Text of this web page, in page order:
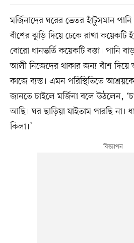
মর্জিনাদের ঘরের ভেতর হাঁটুসমান
বাঁশের ঝুড়ি দিয়ে ঢেকে রাখা কয়েকটি
বোরো ধানভর্তি কয়েকটি বস্তা। পানি
আলী নিজেদের থাকার জন্য বাঁশ দিয়ে
কাজে ব্যস্ত। এমন পরিস্থিতিতে
জানতে চাইলে মর্জিনা বলে উঠলেন,
আছি। ঘর ছাড়িয়া যাইতাম পারছি না।
কিলা।’